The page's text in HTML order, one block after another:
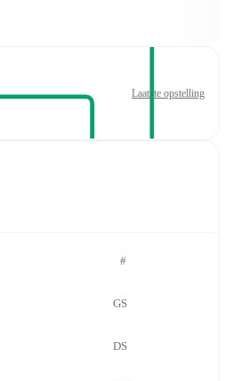
Laatste opstelling
#
GS
DS